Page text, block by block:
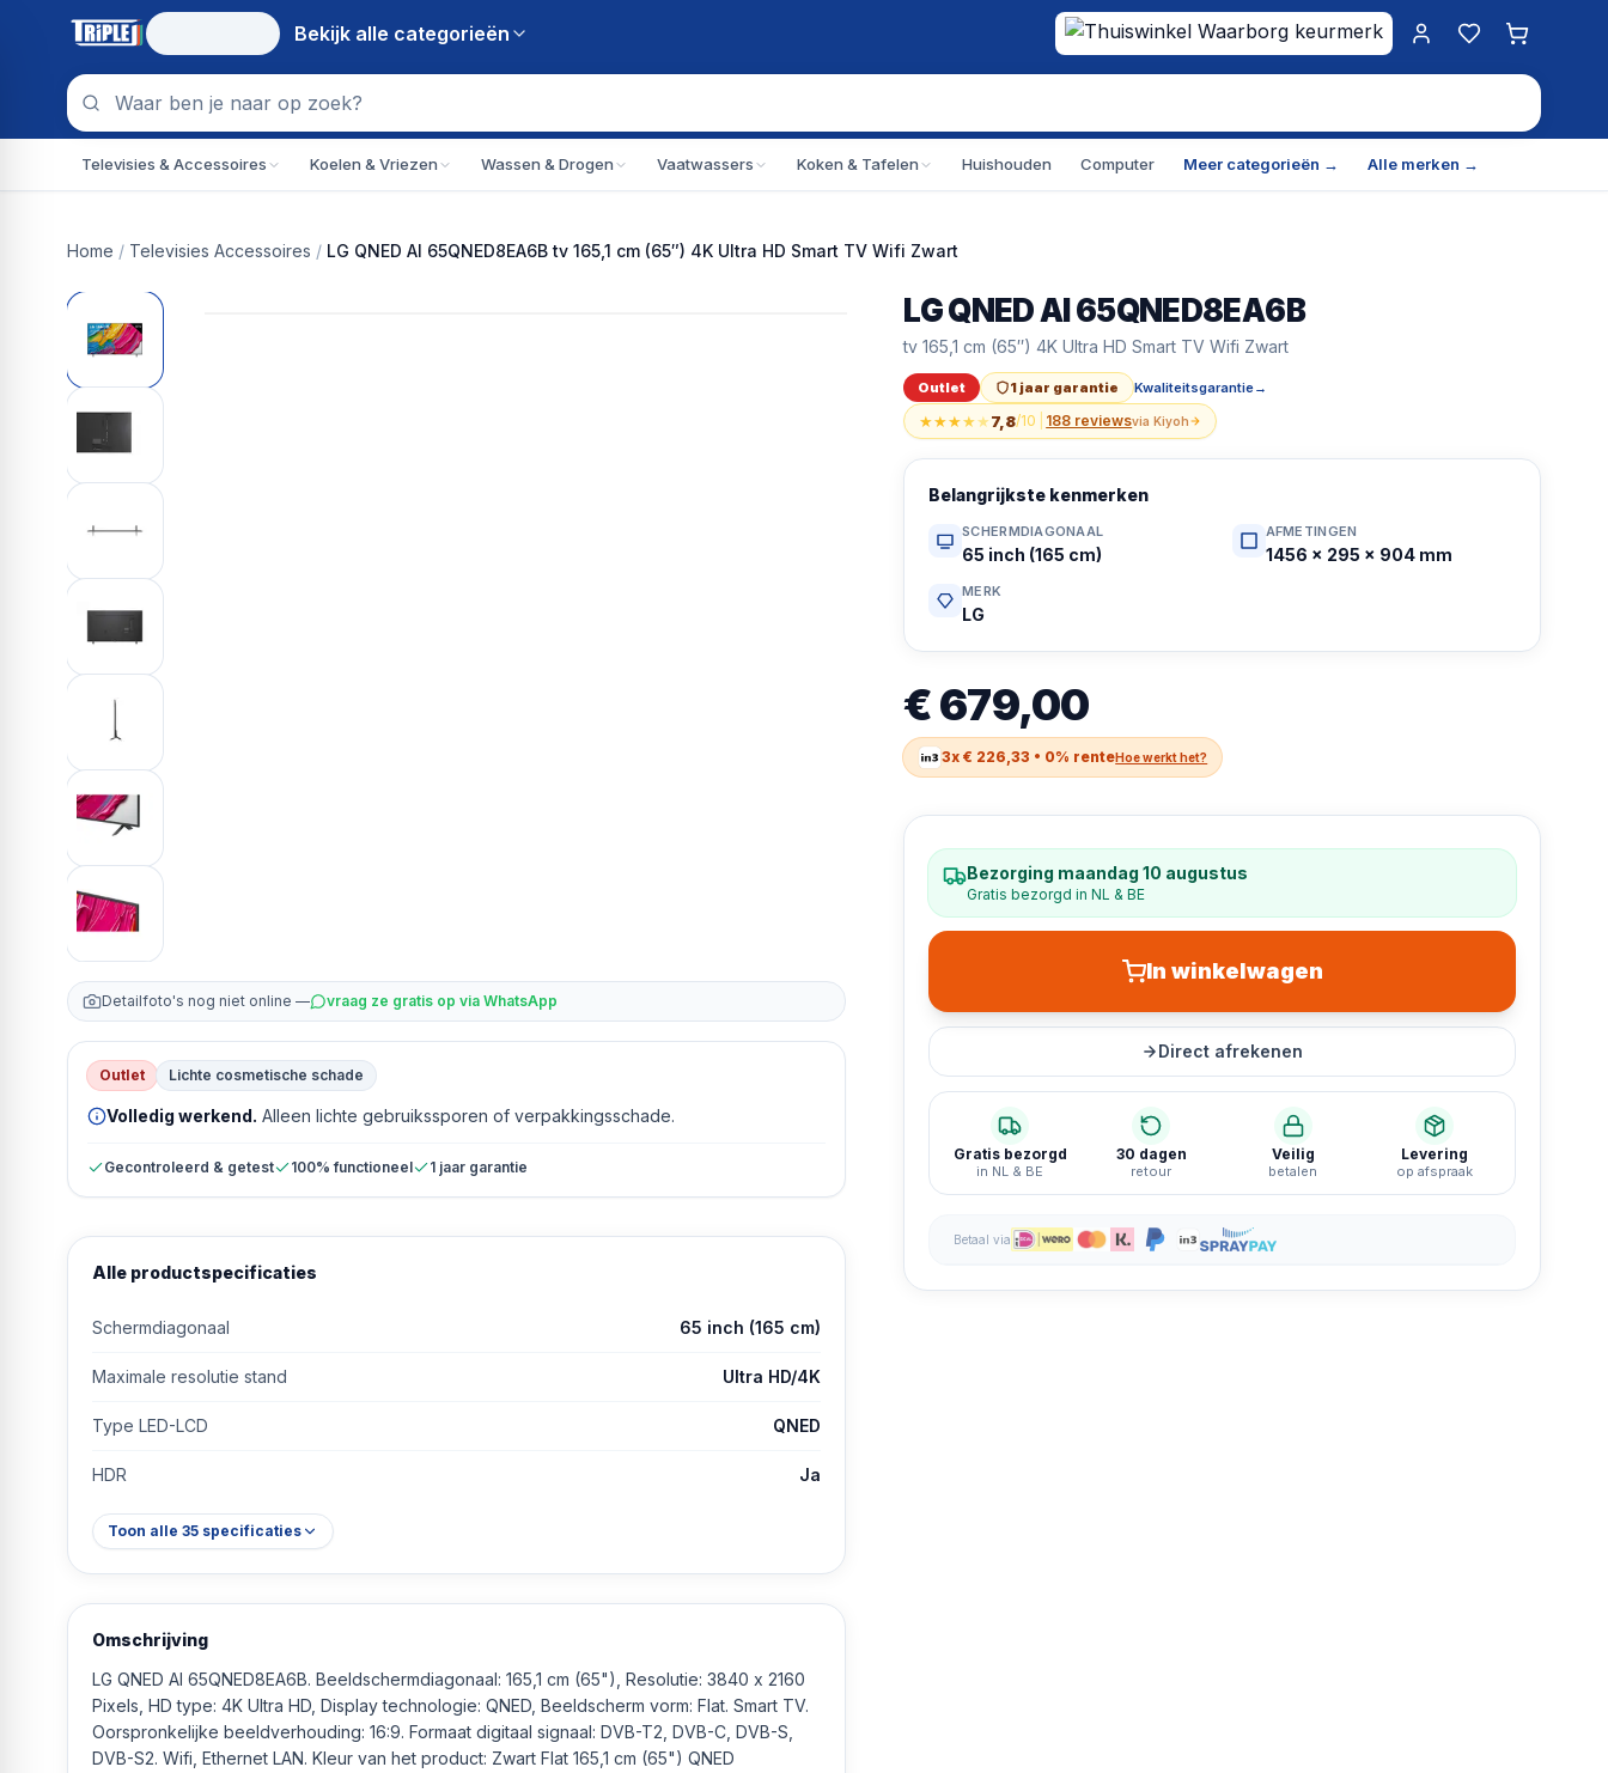
Bekijk alle categorieën
Mijn account
Favorieten
Televisies & Accessoires Koelen & Vriezen Wassen & Drogen Vaatwassers Koken & Tafelen Huishouden Computer Meer categorieën → Alle merken →
Home / Televisies Accessoires / LG QNED AI 65QNED8EA6B tv 165,1 cm (65″) 4K Ultra HD Smart TV Wifi Zwart
Detailfoto's nog niet online — vraag ze gratis op via WhatsApp
Outlet Lichte cosmetische schade
Volledig werkend. Alleen lichte gebruikssporen of verpakkingsschade.
Gecontroleerd & getest 100% functioneel 1 jaar garantie
Alle productspecificaties
Schermdiagonaal 65 inch (165 cm)
Maximale resolutie stand Ultra HD/4K
Type LED-LCD QNED
HDR Ja
Toon alle 35 specificaties
Omschrijving
LG QNED AI 65QNED8EA6B. Beeldschermdiagonaal: 165,1 cm (65"), Resolutie: 3840 x 2160
Pixels, HD type: 4K Ultra HD, Display technologie: QNED, Beeldscherm vorm: Flat. Smart TV.
Oorspronkelijke beeldverhouding: 16:9. Formaat digitaal signaal: DVB-T2, DVB-C, DVB-S,
DVB-S2. Wifi, Ethernet LAN. Kleur van het product: Zwart Flat 165,1 cm (65") QNED
Outlet
LG QNED AI 65QNED8EA6B tv 165,1 cm (65") 4K Ultra HD Smart TV Wifi
LG QNED AI 65QNED8EA6B
tv 165,1 cm (65″) 4K Ultra HD Smart TV Wifi Zwart
Outlet 1 jaar garantie Kwaliteitsgarantie→
★★★★★7,8/10 188 reviewsviaKiyoh
Belangrijkste kenmerken
SCHERMDIAGONAAL
65 inch (165 cm)
AFMETINGEN
1456 x 295 x 904 mm
MERK
LG
€ 679,00
3x € 226,33 • 0% renteHoe werkt het?
Bezorging maandag 10 augustus
Gratis bezorgd in NL & BE
In winkelwagen
Direct afrekenen
Gratis bezorgd
in NL & BE
30 dagen
retour
Veilig
betalen
Levering
op afspraak
Betaal via